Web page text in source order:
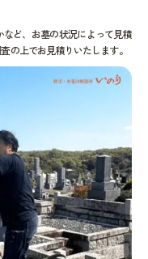
ど、お墓の状況によって見積
の上でお見積りいたします。